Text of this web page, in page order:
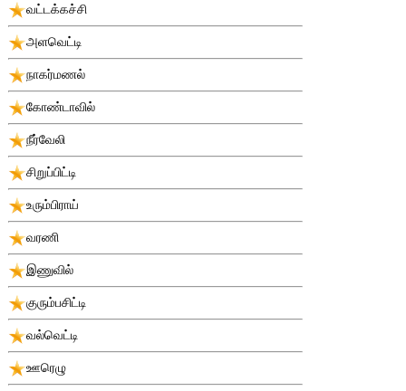
வட்டக்கச்சி
அளவெட்டி
நாகர்மணல்
கோண்டாவில்
நீர்வேலி
சிறுப்பிட்டி
உரும்பிராய்
வரணி
இணுவில்
குரும்பசிட்டி
வல்வெட்டி
ஊரெழு